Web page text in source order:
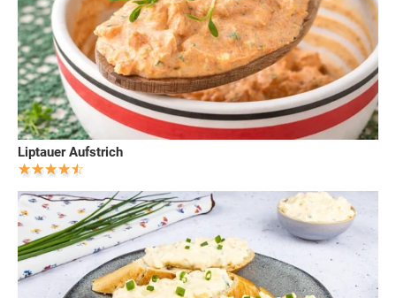
Liptauer Aufstrich